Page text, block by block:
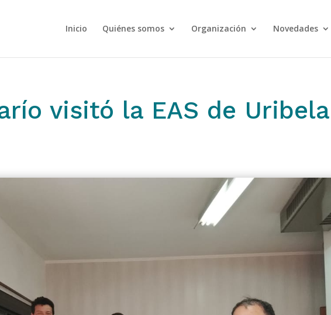
Inicio Quiénes somos Organización Novedades
visitó la EAS de